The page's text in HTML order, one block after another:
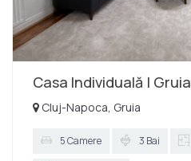
Casa Individuală | Gruia
Cluj-Napoca, Gruia
5 Camere 3 Bai